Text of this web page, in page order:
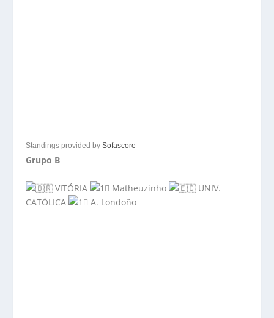
Standings provided bySofascore
Grupo B
VITÓRIA Matheuzinho
UNIV.
CATÓLICA
A. Londoño